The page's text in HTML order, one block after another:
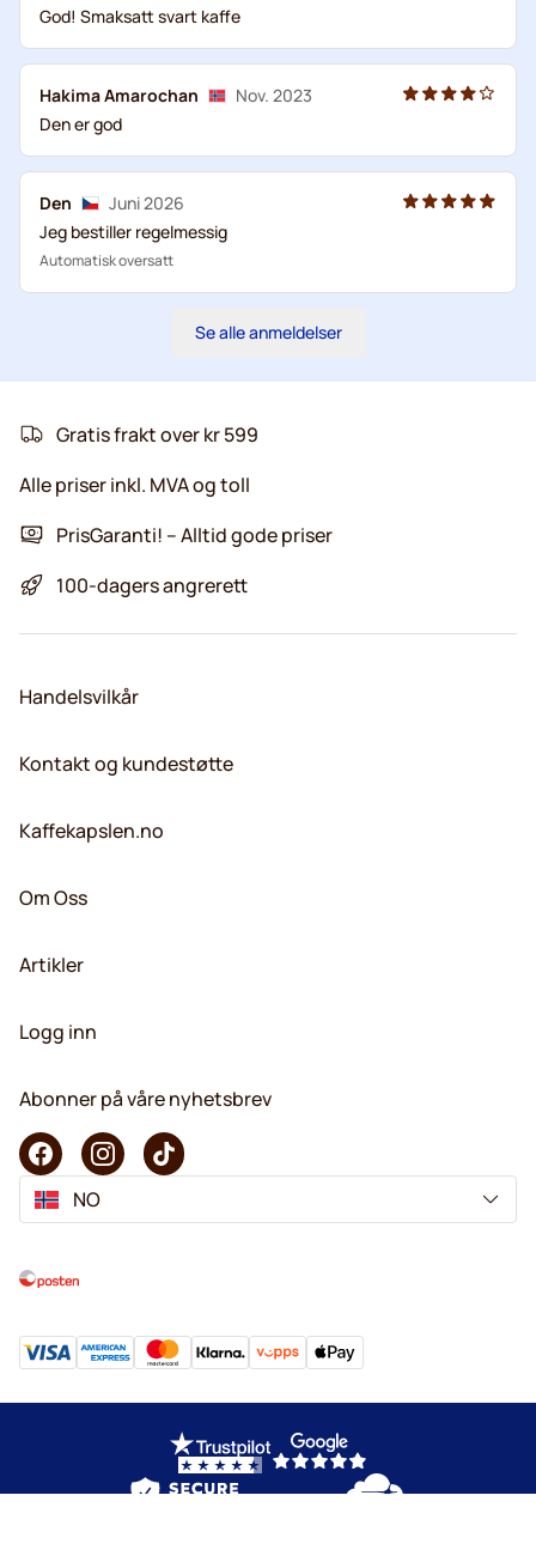
God! Smaksatt svart kaffe
Hakima Amarochan
Nov. 2023
Den er god
Den
Juni 2026
Jeg bestiller regelmessig
Automatisk oversatt
Se alle anmeldelser
Gratis frakt over kr 599
Alle priser inkl. MVA og toll
PrisGaranti! – Alltid gode priser
100-dagers angrerett
Handelsvilkår
Kontakt og kundestøtte
Kaffekapslen.no
Om Oss
Artikler
Logg inn
Abonner på våre nyhetsbrev
NO